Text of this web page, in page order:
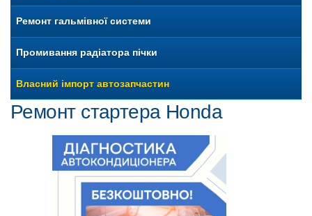
Ремонт гальмівної системи
Промивання радіатора пічки
Власний імпорт автозапчастин
Ремонт стартера Honda